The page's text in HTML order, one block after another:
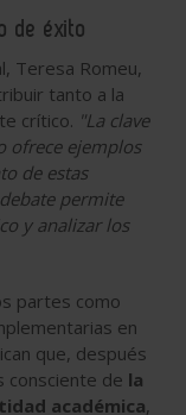
de éxito
Teresa Romeu,
tanto a la
crítico. "La clave
ofrece ejemplos
de estas
permite
y analizar los
partes como
en
que, después
consciente de la
académica,